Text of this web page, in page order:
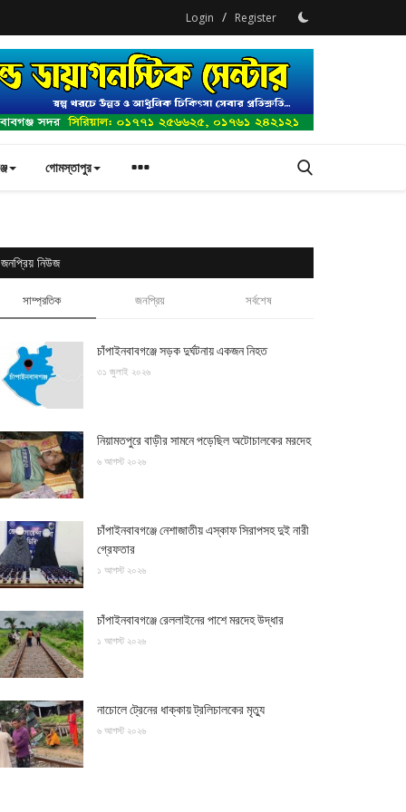
Login / Register
গোমস্তাপুর
জনপ্রিয় নিউজ
সাম্প্রতিক জনপ্রিয় সর্বশেষ
চাঁপাইনবাবগঞ্জে সড়ক দুর্ঘটনায় একজন নিহত
৩১ জুলাই ২০২৬
নিয়ামতপুরে বাড়ীর সামনে পড়েছিল অটোচালকের মরদেহ
৬ আগস্ট ২০২৬
চাঁপাইনবাবগঞ্জে নেশাজাতীয় এস্কাফ সিরাপসহ দুই নারী
গ্রেফতার
১ আগস্ট ২০২৬
চাঁপাইনবাবগঞ্জে রেললাইনের পাশে মরদেহ উদ্ধার
১ আগস্ট ২০২৬
নাচোলে ট্রেনের ধাক্কায় ট্রলিচালকের মৃত্যু
৬ আগস্ট ২০২৬